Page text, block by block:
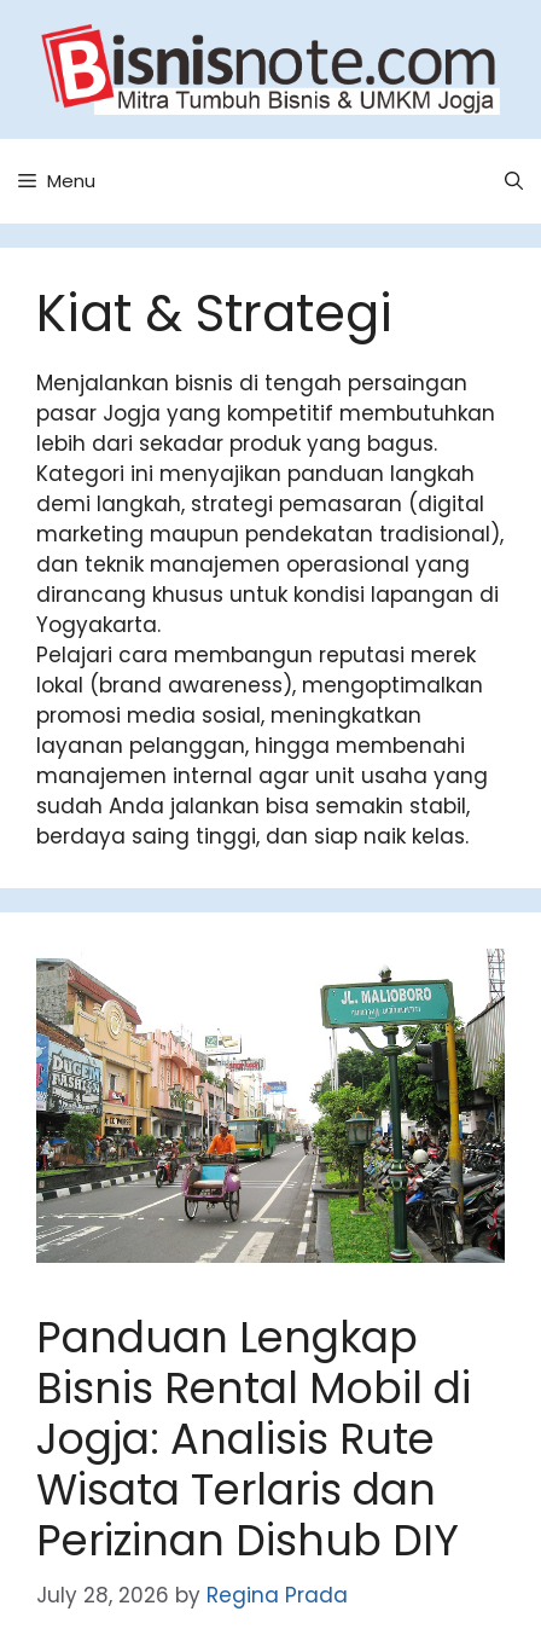
content
Menu
Kiat & Strategi
Menjalankan bisnis di tengah persaingan
pasar Jogja yang kompetitif membutuhkan
lebih dari sekadar produk yang bagus.
Kategori ini menyajikan panduan langkah
demi langkah, strategi pemasaran (digital
marketing maupun pendekatan tradisional),
dan teknik manajemen operasional yang
dirancang khusus untuk kondisi lapangan di
Yogyakarta.
Pelajari cara membangun reputasi merek
lokal (brand awareness), mengoptimalkan
promosi media sosial, meningkatkan
layanan pelanggan, hingga membenahi
manajemen internal agar unit usaha yang
sudah Anda jalankan bisa semakin stabil,
berdaya saing tinggi, dan siap naik kelas.
Panduan Lengkap
Bisnis Rental Mobil di
Jogja: Analisis Rute
Wisata Terlaris dan
Perizinan Dishub DIY
July 28, 2026 by Regina Prada